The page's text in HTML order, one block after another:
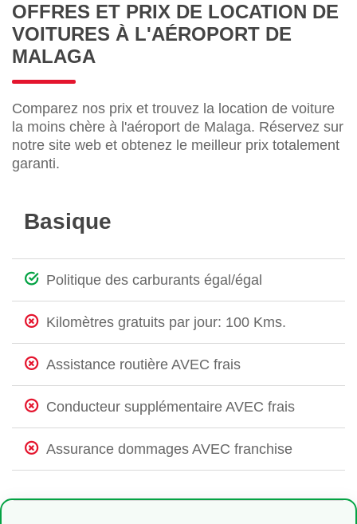
OFFRES ET PRIX DE LOCATION DE
VOITURES À L'AÉROPORT DE
MALAGA
Comparez nos prix et trouvez la location de voiture
la moins chère à l'aéroport de Malaga. Réservez sur
notre site web et obtenez le meilleur prix totalement
garanti.
Basique
Politique des carburants égal/égal
Kilomètres gratuits par jour: 100 Kms.
Assistance routière AVEC frais
Conducteur supplémentaire AVEC frais
Assurance dommages AVEC franchise